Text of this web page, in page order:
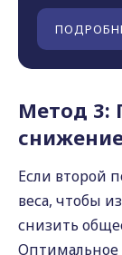
Метод 3:
Если второй
веса, чтобы
снизить
Оптимальное